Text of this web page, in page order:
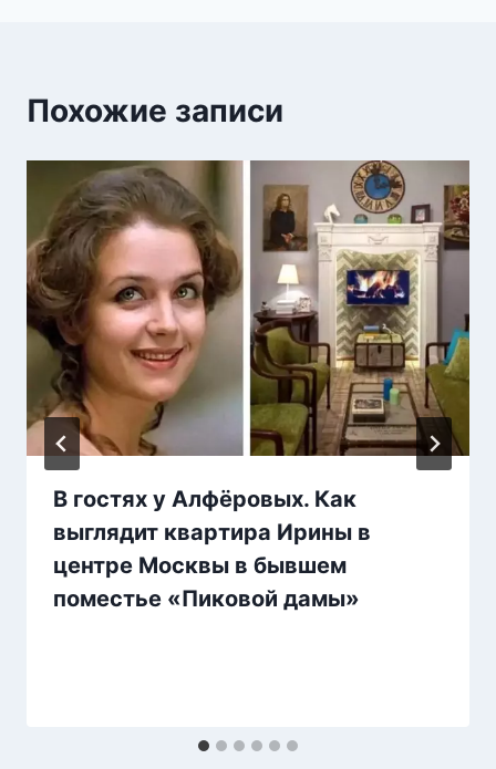
Похожие записи
В гостях у Алфёровых. Как
выглядит квартира Ирины в
центре Москвы в бывшем
поместье «Пиковой дамы»